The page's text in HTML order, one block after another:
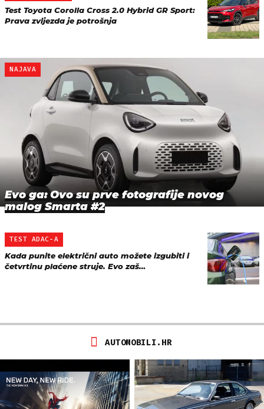
Test Toyota Corolla Cross 2.0 Hybrid GR Sport:
Prava zvijezda je potrošnja
NAJAVA
Evo ga: Ovo su prve fotografije novog
malog Smarta #2
TEST ADAC-A
Kada punite električni auto možete izgubiti i
četvrtinu plaćene struje. Evo zaš…